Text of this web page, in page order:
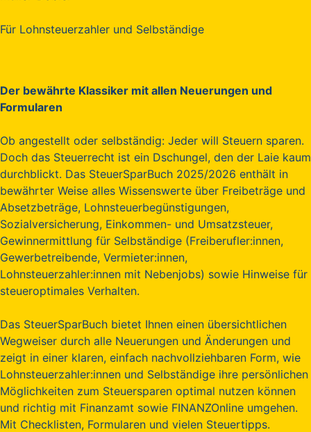
Für Lohnsteuerzahler und Selbständige
Der bewährte Klassiker mit allen Neuerungen und
Formularen
Ob angestellt oder selbständig: Jeder will Steuern sparen.
Doch das Steuerrecht ist ein Dschungel, den der Laie kaum
durchblickt. Das SteuerSparBuch 2025/2026 enthält in
bewährter Weise alles Wissenswerte über Freibeträge und
Absetzbeträge, Lohnsteuerbegünstigungen,
Sozialversicherung, Einkommen- und Umsatzsteuer,
Gewinnermittlung für Selbständige (Freiberufler:innen,
Gewerbetreibende, Vermieter:innen,
Lohnsteuerzahler:innen mit Nebenjobs) sowie Hinweise für
steueroptimales Verhalten.
Das SteuerSparBuch bietet Ihnen einen übersichtlichen
Wegweiser durch alle Neuerungen und Änderungen und
zeigt in einer klaren, einfach nachvollziehbaren Form, wie
Lohnsteuerzahler:innen und Selbständige ihre persönlichen
Möglichkeiten zum Steuersparen optimal nutzen können
und richtig mit Finanzamt sowie FINANZOnline umgehen.
Mit Checklisten, Formularen und vielen Steuertipps.